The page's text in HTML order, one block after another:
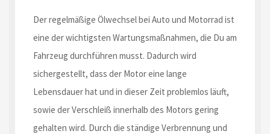
Der regelmäßige Ölwechsel bei Auto und Motorrad ist
eine der wichtigsten Wartungsmaßnahmen, die Du am
Fahrzeug durchführen musst. Dadurch wird
sichergestellt, dass der Motor eine lange
Lebensdauer hat und in dieser Zeit problemlos läuft,
sowie der Verschleiß innerhalb des Motors gering
gehalten wird. Durch die ständige Verbrennung und